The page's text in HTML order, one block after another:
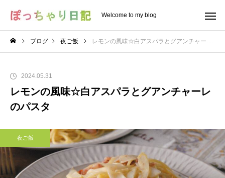
Welcome to my blog
ブログ 夜ご飯 レモンの風味☆白アスパラとグアンチャーレのパスタ
2024.05.31
レモンの風味☆白アスパラとグアンチャーレ
のパスタ
夜ご飯